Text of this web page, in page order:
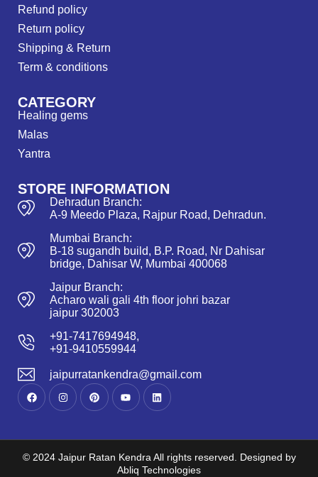
Refund policy
Return policy
Shipping & Return
Term & conditions
CATEGORY
Healing gems
Malas
Yantra
STORE INFORMATION
Dehradun Branch:
A-9 Meedo Plaza, Rajpur Road, Dehradun.
Mumbai Branch:
B-18 sugandh build, B.P. Road, Nr Dahisar
bridge, Dahisar W, Mumbai 400068
Jaipur Branch:
Acharo wali gali 4th floor johri bazar
jaipur 302003
+91-7417694948,
+91-9410559944
jaipurratankendra@gmail.com
© 2024 Jaipur Ratan Kendra All rights reserved. Designed by
Abliq Technologies